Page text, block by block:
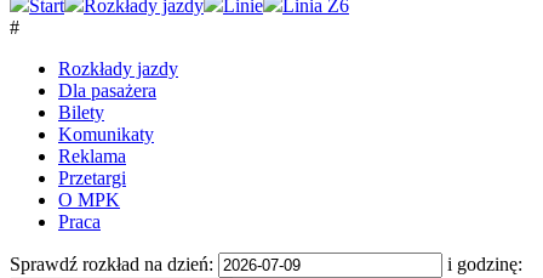
Start Rozkłady jazdy Linie
Linia Z6
#
Rozkłady jazdy
Dla pasażera
Bilety
Komunikaty
Reklama
Przetargi
O MPK
Praca
Sprawdź rozkład na dzień: i godzinę: